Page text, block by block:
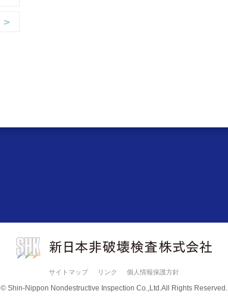
サイトマップ リンク 個人情報保護方針
© Shin-Nippon Nondestructive Inspection Co.,Ltd.All Rights Reserved.